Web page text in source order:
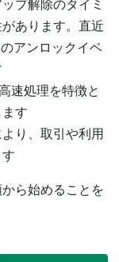
プ解除のタイミ
あります。直近
アンロックイベ
速処理を特徴と
す
り、取引や利用
ら始めることを